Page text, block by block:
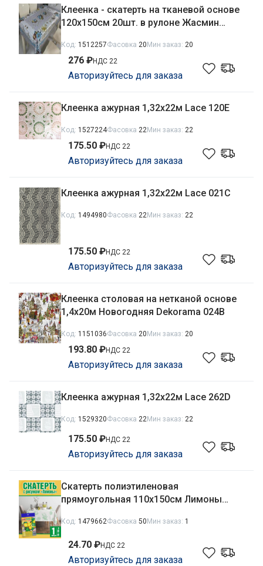
Клеенка - скатерть на тканевой основе
120х150см 20шт. в рулоне Жасмин
Код: 1512257Фасовка 20Мин заказ: 20
276 ₽НДС 22
Авторизуйтесь для заказа
Клеенка ажурная 1,32х22м Lace 120E
Код: 1527224Фасовка 22Мин заказ: 22
175.50 ₽НДС 22
Авторизуйтесь для заказа
Клеенка ажурная 1,32х22м Lace 021C
Код: 1494980Фасовка 22Мин заказ: 22
175.50 ₽НДС 22
Авторизуйтесь для заказа
Клеенка столовая на нетканой основе
1,4х20м Новогодняя Dekorama 024B
Код: 1151036Фасовка 20Мин заказ: 20
193.80 ₽НДС 22
Авторизуйтесь для заказа
Клеенка ажурная 1,32х22м Lace 262D
Код: 1529320Фасовка 22Мин заказ: 22
175.50 ₽НДС 22
Авторизуйтесь для заказа
Скатерть полиэтиленовая
прямоугольная 110х150см Лимоны
Код: 1479662Фасовка 50 Мин заказ: 1
24.70 ₽НДС 22
Авторизуйтесь для заказа